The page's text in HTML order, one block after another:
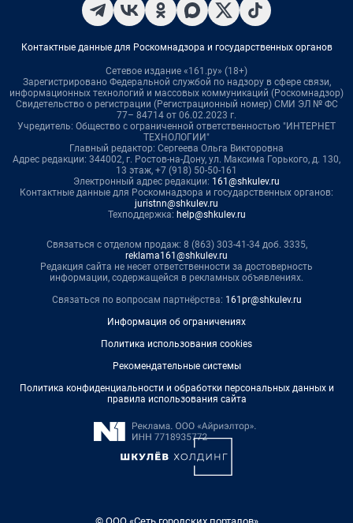
Контактные данные для Роскомнадзора и государственных органов
Сетевое издание «161.ру» (18+)
Зарегистрировано Федеральной службой по надзору в сфере связи,
информационных технологий и массовых коммуникаций (Роскомнадзор)
Свидетельство о регистрации (Регистрационный номер) СМИ ЭЛ № ФС
77– 84714 от 06.02.2023 г.
Учредитель: Общество с ограниченной ответственностью "ИНТЕРНЕТ
ТЕХНОЛОГИИ"
Главный редактор: Сергеева Ольга Викторовна
Адрес редакции: 344002, г. Ростов-на-Дону, ул. Максима Горького, д. 130,
13 этаж, +7 (918) 50-50-161
Электронный адрес редакции: 161@shkulev.ru
Контактные данные для Роскомнадзора и государственных органов:
juristnn@shkulev.ru
Техподдержка: help@shkulev.ru
Связаться с отделом продаж: 8 (863) 303-41-34 доб. 3335,
reklama161@shkulev.ru
Редакция сайта не несет ответственности за достоверность
информации, содержащейся в рекламных объявлениях.
Связаться по вопросам партнёрства: 161pr@shkulev.ru
Информация об ограничениях
Политика использования cookies
Рекомендательные системы
Политика конфиденциальности и обработки персональных данных и
правила использования сайта